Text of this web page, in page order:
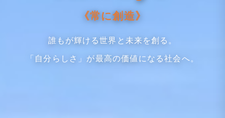
《常に創造》
誰もが輝ける世界と未来を創る。
「自分らしさ」が最高の価値になる社会へ。